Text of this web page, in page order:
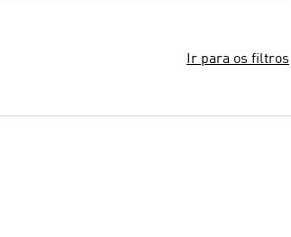
Ir para os filtros